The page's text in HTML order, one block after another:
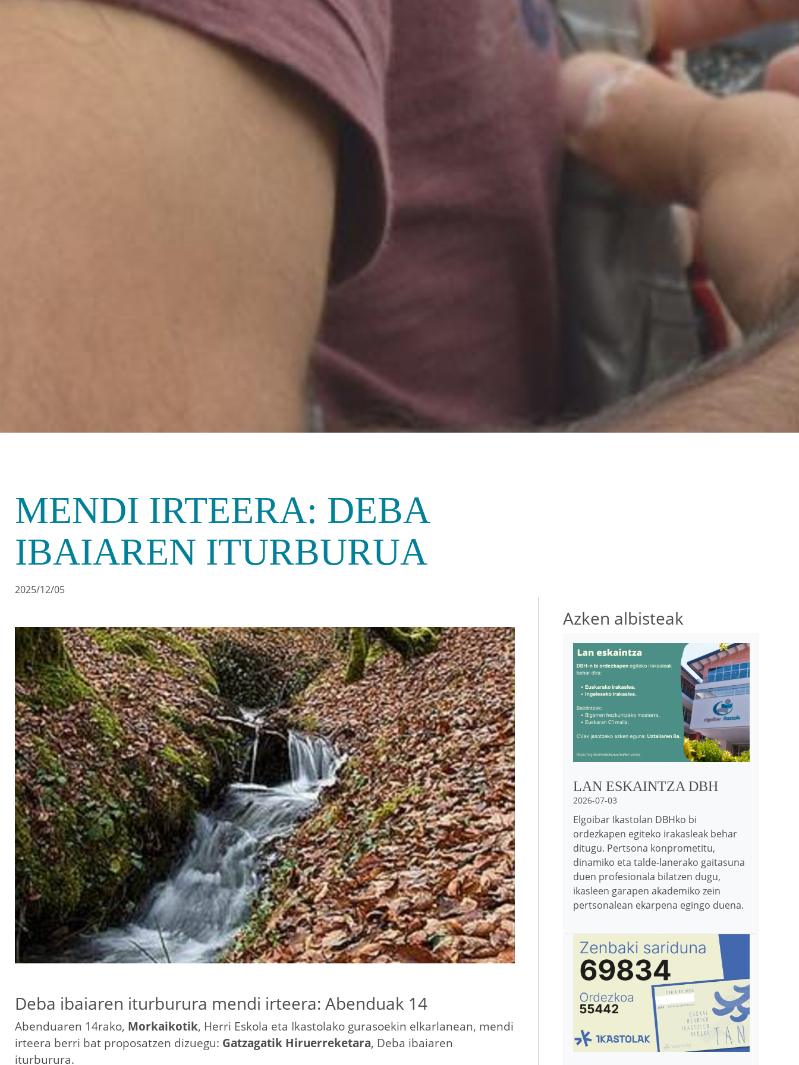
MENDI IRTEERA: DEBA
IBAIAREN ITURBURUA
2025/12/05
Irudia
Deba ibaiaren iturburura mendi irteera: Abenduak 14
Abenduaren 14rako, Morkaikotik, Herri Eskola eta Ikastolako gurasoekin elkarlanean, mendi
irteera berri bat proposatzen dizuegu: Gatzagatik Hiruerreketara, Deba ibaiaren
iturburura.
Azken albisteak
Irudia
LAN ESKAINTZA DBH
2026-07-03
Elgoibar Ikastolan DBHko bi
ordezkapen egiteko irakasleak behar
ditugu. Pertsona konprometitu,
dinamiko eta talde-lanerako gaitasuna
duen profesionala bilatzen dugu,
ikasleen garapen akademiko zein
pertsonalean ekarpena egingo duena.
Irudia